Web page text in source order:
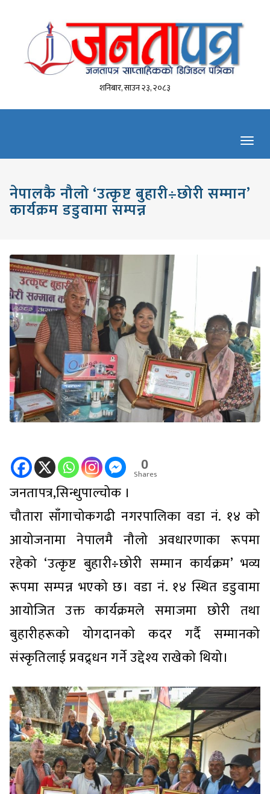
शनिबार, साउन २३, २०८३
नेपालकै नौलो ‘उत्कृष्ट बुहारी÷छोरी सम्मान’
कार्यक्रम डडुवामा सम्पन्न
0
Shares
जनतापत्र,सिन्धुपाल्चोक ।
चौतारा साँगाचोकगढी नगरपालिका वडा नं. १४ को
आयोजनामा नेपालमै नौलो अवधारणाका रूपमा
रहेको ‘उत्कृष्ट बुहारी÷छोरी सम्मान कार्यक्रम’ भव्य
रूपमा सम्पन्न भएको छ। वडा नं. १४ स्थित डडुवामा
आयोजित उक्त कार्यक्रमले समाजमा छोरी तथा
बुहारीहरूको योगदानको कदर गर्दै सम्मानको
संस्कृतिलाई प्रवद्र्धन गर्ने उद्देश्य राखेको थियो।